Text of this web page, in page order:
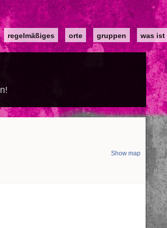
regelmäßiges orte gruppen was ist
Show map